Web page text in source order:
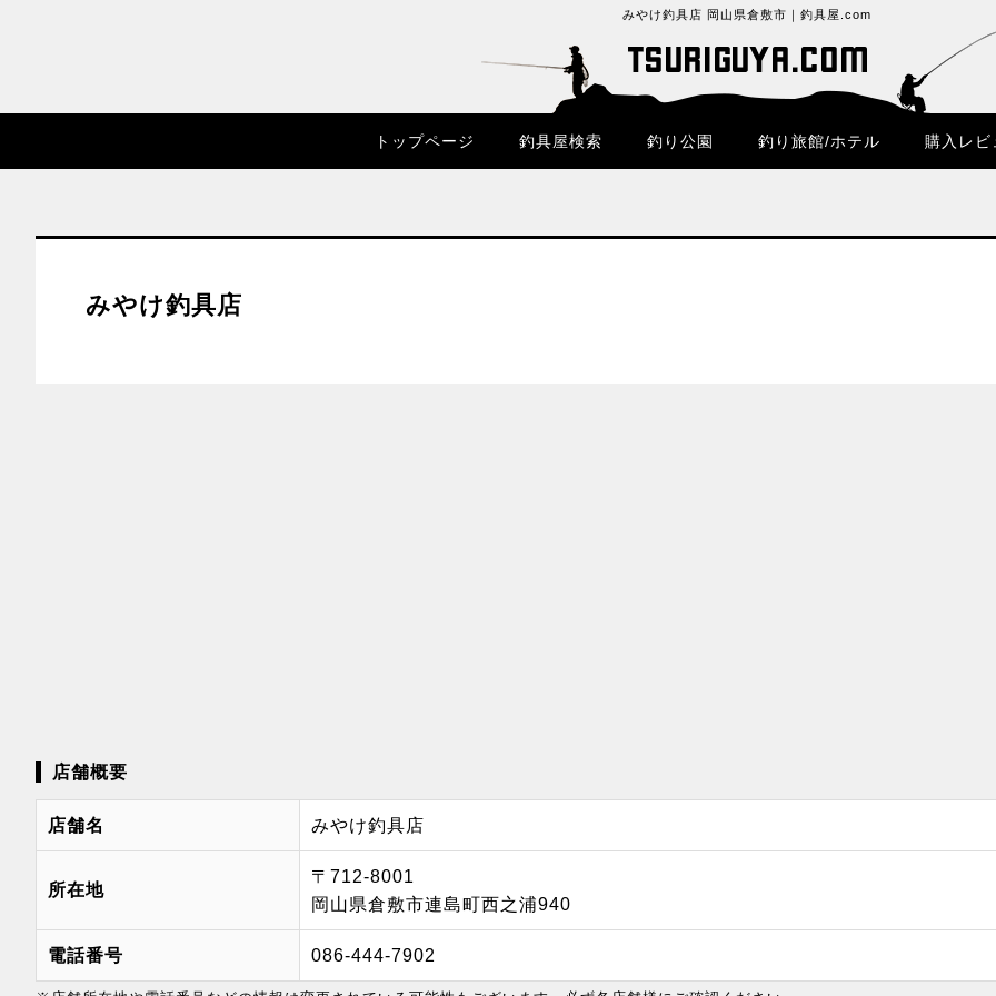
みやけ釣具店 岡山県倉敷市｜釣具屋.com
トップページ 釣具屋検索 釣り公園 釣り旅館/ホテル 購入レビ
みやけ釣具店
店舗概要
店舗名 みやけ釣具店
所在地
〒712-8001
岡山県倉敷市連島町西之浦940
電話番号 086-444-7902